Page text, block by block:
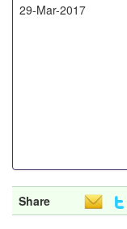
29-Mar-2017
Share